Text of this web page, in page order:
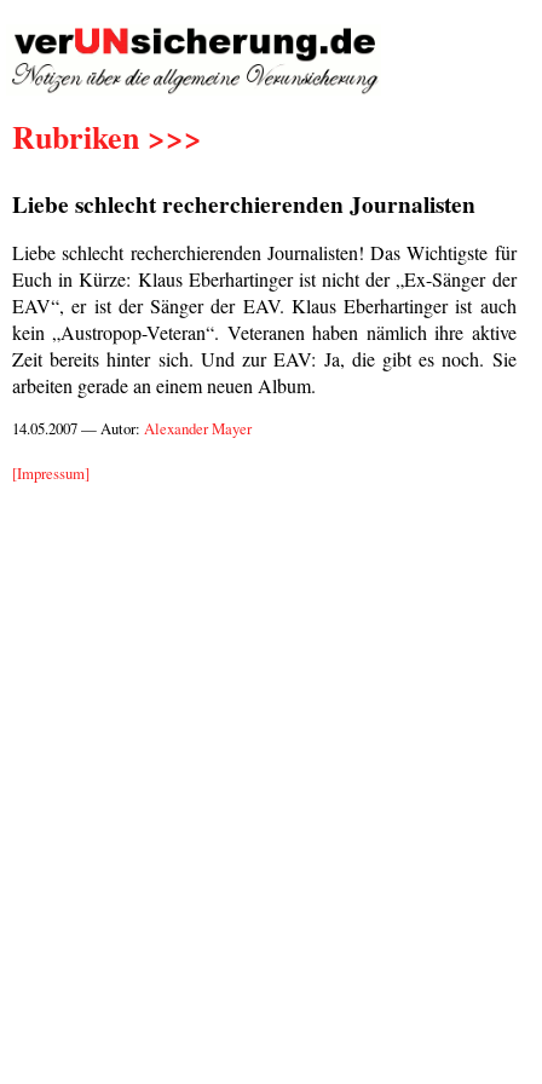
Rubriken >>>
Liebe schlecht recherchierenden Journalisten
Liebe schlecht recherchierenden Journalisten! Das Wichtigste für
Euch in Kürze: Klaus Eberhartinger ist nicht der „Ex-Sänger der
EAV“, er ist der Sänger der EAV. Klaus Eberhartinger ist auch
kein „Austropop-Veteran“. Veteranen haben nämlich ihre aktive
Zeit bereits hinter sich. Und zur EAV: Ja, die gibt es noch. Sie
arbeiten gerade an einem neuen Album.
14.05.2007 — Autor: Alexander Mayer
[Impressum]